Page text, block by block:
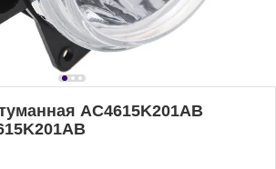
AC4615K201AB